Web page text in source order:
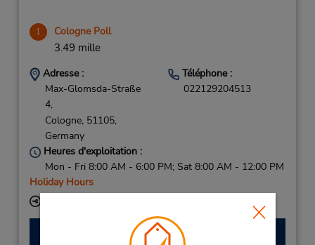
1 Cologne Poll
3.49 mille
Adresse :
Max-Glomsda-Straße
4,
Cologne, 51105,
Germany
Téléphone :
022129204513
Heures d'exploitation :
Mon - Fri 8:00 AM - 6:00 PM; Sat 8:00 AM - 12:00 PM
Holiday Hours
Faire une réservation